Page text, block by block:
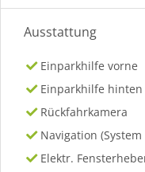
Ausstattung
Einparkhilfe vorne
Einparkhilfe hinten
Rückfahrkamera
Navigation
Elektr.